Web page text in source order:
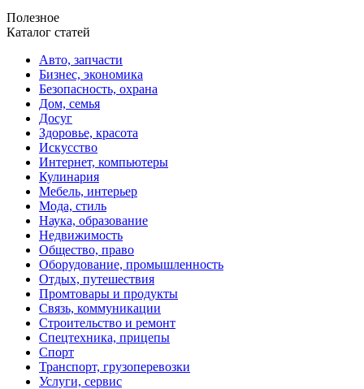
Полезное
Каталог статей
Авто, запчасти
Бизнес, экономика
Безопасность, охрана
Дом, семья
Досуг
Здоровье, красота
Искусство
Интернет, компьютеры
Кулинария
Мебель, интерьер
Мода, стиль
Наука, образование
Недвижимость
Общество, право
Оборудование, промышленность
Отдых, путешествия
Промтовары и продукты
Связь, коммуникации
Строительство и ремонт
Спецтехника, прицепы
Спорт
Транспорт, грузоперевозки
Услуги, сервис